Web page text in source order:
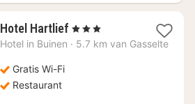
Hotel Hartlief 1
nacht
, 3 Sterren
Hotel in Buinen · 5.7 km van Gasselte
Gratis Wi-Fi
Restaurant